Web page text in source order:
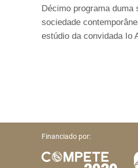
Décimo programa
sociedade
estúdio da convidada Io
Financiado por: